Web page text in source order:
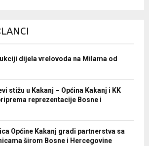
dijela vrelovoda na Milama od
stižu u Kakanj – Općina Kakanj i KK
reprezentacije Bosne i
Općine Kakanj gradi partnerstva sa
širom Bosne i Hercegovine